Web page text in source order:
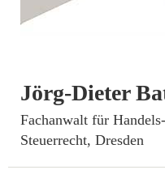
Jörg-Dieter
­Fachanwalt für
Steuerrecht, Dresden